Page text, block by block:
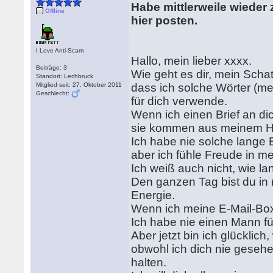
Offline
I Love Anti-Scam
Beiträge: 3
Standort: Lechbruck
Mitglied seit: 27. Oktober 2011
Geschlecht:
Habe mittlerweile wieder
hier posten.
Hallo, mein lieber xxxx.
Wie geht es dir, mein
dass ich solche Wörter
für dich verwende.
Wenn ich einen Brief an
sie kommen aus meinem
Ich habe nie solche lange
aber ich fühle Freude in
Ich weiß auch nicht, wie
Den ganzen Tag bist du
Energie.
Wenn ich meine E-Mail-
Ich habe nie einen Mann
Aber jetzt bin ich
obwohl ich dich nie
halten.